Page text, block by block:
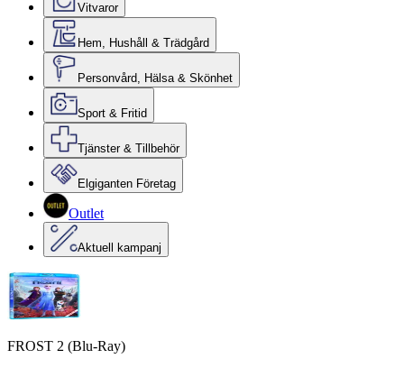
Vitvaror
Hem, Hushåll & Trädgård
Personvård, Hälsa & Skönhet
Sport & Fritid
Tjänster & Tillbehör
Elgiganten Företag
Outlet
Aktuell kampanj
FROST 2 (Blu-Ray)